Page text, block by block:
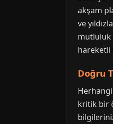
akşam
ve
mutluluk
hareketli
Doğru
kritik bir